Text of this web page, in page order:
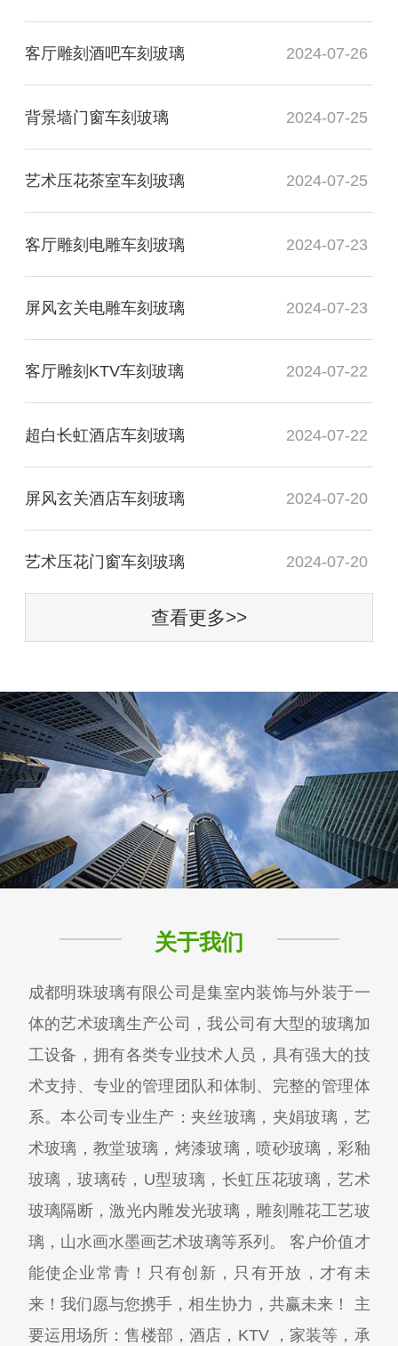
客厅雕刻酒吧车刻玻璃 2024-07-26
背景墙门窗车刻玻璃 2024-07-25
艺术压花茶室车刻玻璃 2024-07-25
客厅雕刻电雕车刻玻璃 2024-07-23
屏风玄关电雕车刻玻璃 2024-07-23
客厅雕刻KTV车刻玻璃 2024-07-22
超白长虹酒店车刻玻璃 2024-07-22
屏风玄关酒店车刻玻璃 2024-07-20
艺术压花门窗车刻玻璃 2024-07-20
查看更多>>
关于我们
成都明珠玻璃有限公司是集室内装饰与外装于一
体的艺术玻璃生产公司，我公司有大型的玻璃加
工设备，拥有各类专业技术人员，具有强大的技
术支持、专业的管理团队和体制、完整的管理体
系。本公司专业生产：夹丝玻璃，夹娟玻璃，艺
术玻璃，教堂玻璃，烤漆玻璃，喷砂玻璃，彩釉
玻璃，玻璃砖，U型玻璃，长虹压花玻璃，艺术
玻璃隔断，激光内雕发光玻璃，雕刻雕花工艺玻
璃，山水画水墨画艺术玻璃等系列。 客户价值才
能使企业常青！只有创新，只有开放，才有未
来！我们愿与您携手，相生协力，共赢未来！ 主
要运用场所：售楼部，酒店，KTV ，家装等，承